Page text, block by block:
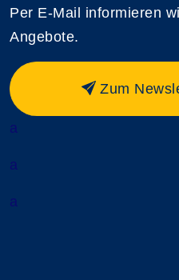
Per E-Mail informieren
Angebote.
Zum
a
a
a